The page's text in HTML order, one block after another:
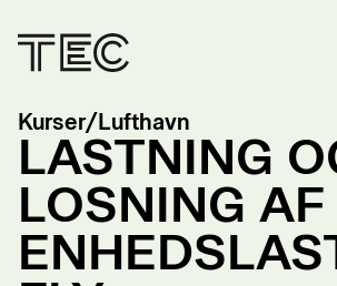
Kurser/Lufthavn
LASTNING
LOSNING AF